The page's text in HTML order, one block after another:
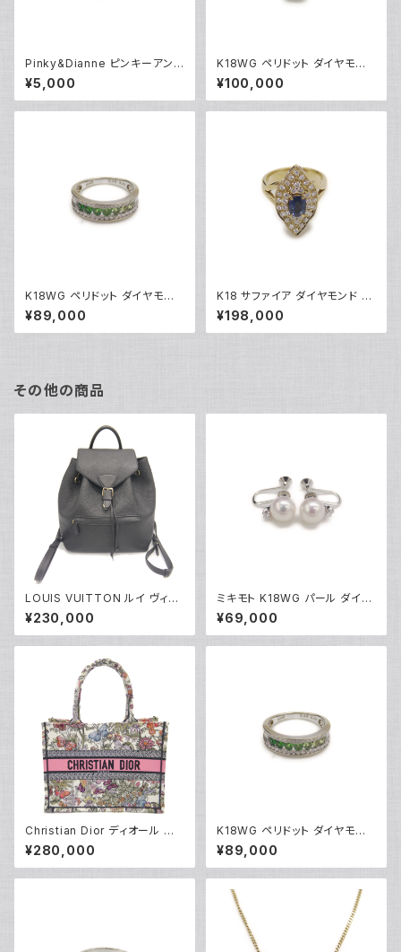
Pinky&Dianne ピンキーアンド
ダイアン シルバーリング 指輪 9
号 Y04624
¥5,000
K18WG ペリドット ダイヤモンド
デザインリング 18金 ホワイトゴ
ールド 指輪 9号 Y04916
¥100,000
K18WG ペリドット ダイヤモンド
デザインリング 18金 ホワイトゴ
ールド 指輪 12号 Y05244
¥89,000
K18 サファイア ダイヤモンド デ
ザインリング 18金 指輪 12号 Y
05246
¥198,000
その他の商品
LOUIS VUITTON ルイ ヴィト
ン モンスリPM モノグラムアンプ
ラント ノワール バックパック リ
ュックサック M45205 Y05225
¥230,000
ミキモト K18WG パール ダイヤ
モンド イヤリング 18金 ホワイト
ゴールド ネジ式 Y05248
¥69,000
Christian Dior ディオール ブッ
クトート バッグ ミディアム ハン
ドバッグ メキシコミレフィオリ M
1296ZEBJ Y05232
¥280,000
K18WG ペリドット ダイヤモンド
デザインリング 18金 ホワイトゴ
ールド 指輪 12号 Y05244
¥89,000